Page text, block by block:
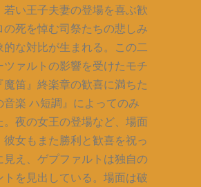
い王子夫妻の登場を喜ぶ歓
死を悼む司祭たちの悲しみ
な対比が生まれる。この二
ァルトの影響を受けたモチ
笛』終楽章の歓喜に満ちた
楽 ハ短調』によってのみ
夜の女王の登場など、場面
女もまた勝利と歓喜を祝っ
見え、ゲプファルトは独自の
を見出している。場面は破